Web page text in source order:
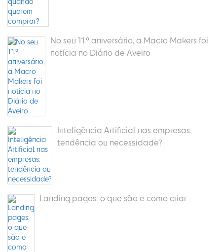
No seu 11.º aniversário, a Macro Makers foi
notícia no Diário de Aveiro
Inteligência Artificial nas empresas:
tendência ou necessidade?
Landing pages: o que são e como criar